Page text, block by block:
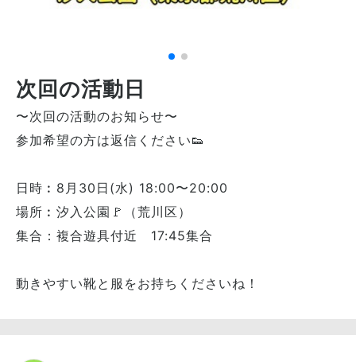
次回の活動日
〜次回の活動のお知らせ〜
参加希望の方は返信ください👟
日時︰8月30日(水) 18:00〜20:00
場所︰汐入公園🚩（荒川区）
集合：複合遊具付近 17:45集合
動きやすい靴と服をお持ちくださいね！